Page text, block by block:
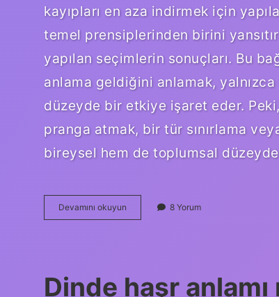
kayıpları en aza indirmek için
temel prensiplerinden birini
yapılan seçimlerin sonuçları. Bu
anlama geldiğini anlamak,
düzeyde bir etkiye işaret eder.
pranga atmak, bir tür sınırlama
bireysel hem de toplumsal
Devamını okuyun
atmak
8 Yorum
Dinde haşr anlamı